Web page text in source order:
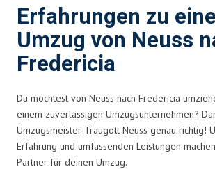
Erfahrungen zu
Umzug von Neuss
Fredericia
Du möchtest von Neuss nach Fredericia
einem zuverlässigen Umzugsunternehmen?
Umzugsmeister Traugott Neuss genau richtig!
Erfahrung und umfassenden Leistungen
Partner für deinen Umzug.